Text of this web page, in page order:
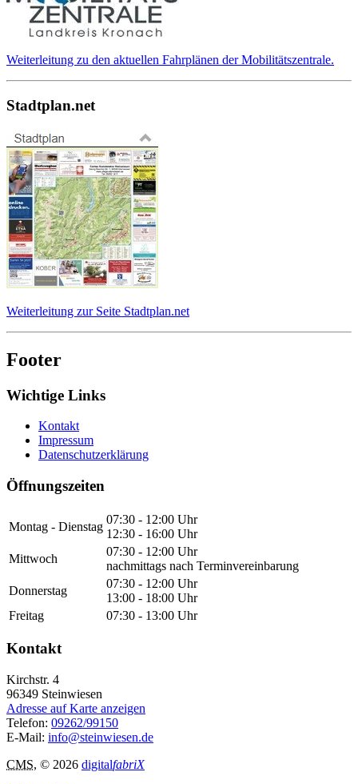
Weiterleitung zu den aktuellen Fahrplänen der Mobilitätszentrale.
Stadtplan.net
Weiterleitung zur Seite Stadtplan.net
Footer
Wichtige Links
Kontakt
Impressum
Datenschutzerklärung
Öffnungszeiten
Montag - Dienstag
07:30 - 12:00 Uhr
12:30 - 16:00 Uhr
Mittwoch
07:30 - 12:00 Uhr
nachmittags nach Terminvereinbarung
Donnerstag
07:30 - 12:00 Uhr
13:00 - 18:00 Uhr
Freitag
07:30 - 13:00 Uhr
Kontakt
Kirchstr. 4
96349 Steinwiesen
Adresse auf Karte anzeigen
Telefon: 09262/99150
E-Mail: info@steinwiesen.de
CMS, © 2026 digitalfabriX